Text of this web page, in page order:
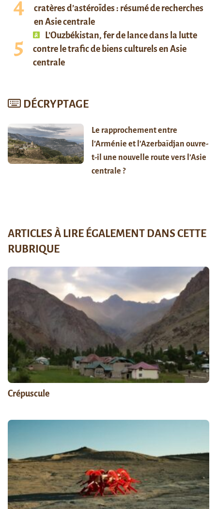
cratères d’astéroïdes : résumé de recherches
en Asie centrale
L’Ouzbékistan, fer de lance dans la lutte
contre le trafic de biens culturels en Asie
centrale
DÉCRYPTAGE
Le rapprochement entre
l’Arménie et l’Azerbaïdjan ouvre-
t-il une nouvelle route vers l’Asie
centrale ?
ARTICLES À LIRE ÉGALEMENT DANS CETTE
RUBRIQUE
Crépuscule